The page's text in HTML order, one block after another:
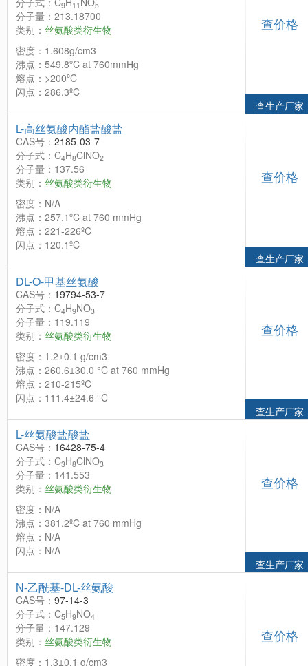
9 11 5
分子量：213.18700
类别： 丝氨酸类衍生物
密度：1.608g/cm3
沸点：549.8ºC at 760mmHg
熔点：>200ºC
闪点：286.3ºC
查价格
查生产厂家
L-高丝氨酸内酯盐酸盐
CAS号： 2185-03-7
分子式：C4H8ClNO2
分子量：137.56
类别： 丝氨酸类衍生物
密度：N/A
沸点：257.1ºC at 760 mmHg
熔点：221-226ºC
闪点：120.1ºC
查价格
查生产厂家
DL-O-甲基丝氨酸
CAS号： 19794-53-7
分子式：C4H9NO3
分子量：119.119
类别： 丝氨酸类衍生物
密度：1.2±0.1 g/cm3
沸点：260.6±30.0 °C at 760 mmHg
熔点：210-215ºC
闪点：111.4±24.6 °C
查价格
查生产厂家
L-丝氨酸盐酸盐
CAS号： 16428-75-4
分子式：C3H8ClNO3
分子量：141.553
类别： 丝氨酸类衍生物
密度：N/A
沸点：381.2ºC at 760 mmHg
熔点：N/A
闪点：N/A
查价格
查生产厂家
N-乙酰基-DL-丝氨酸
CAS号： 97-14-3
分子式：C5H9NO4
分子量：147.129
类别： 丝氨酸类衍生物
密度：1.3±0.1 g/cm3
查价格